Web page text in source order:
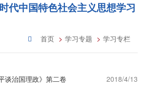
代中国特色社会主义思想学习
首页 学习专题 学习专栏
谈治国理政》第二卷 2018/4/13